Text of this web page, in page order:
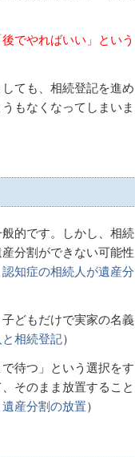
でやればいい」という
ても、相続登記を進め
もなくなってしまいま
的です。しかし、相続
分割ができない可能性
認知症の相続人が遺産分
どもだけで実家の名義
相続登記）
待つ」という選択をす
そのまま放置すること
産分割の放置）